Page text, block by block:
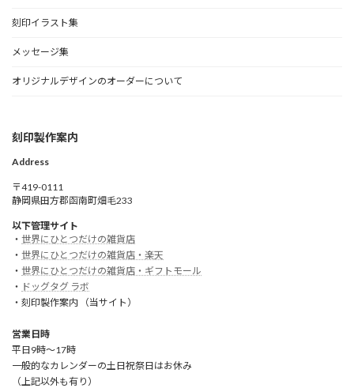
刻印イラスト集
メッセージ集
オリジナルデザインのオーダーについて
刻印製作案内
Address
〒419-0111
静岡県田方郡函南町畑毛233
以下管理サイト
・ 世界にひとつだけの雑貨店
・ 世界にひとつだけの雑貨店・楽天
・ 世界にひとつだけの雑貨店・ギフトモール
・ ドッグタグ ラボ
・刻印製作案内 （当サイト）
営業日時
平日9時～17時
一般的なカレンダーの土日祝祭日はお休み
（上記以外も有り）